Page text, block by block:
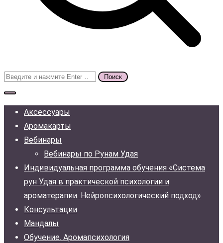
Поиск
для:
Аксессуары
Аромакарты
Вебинары
Вебинары по Рунам Удая
Индивидуальная программа обучения «Система
рун Удая в практической психологии и
ароматерапии. Нейропсихологический подход»
Консультации
Мандалы
Обучение. Аромапсихология